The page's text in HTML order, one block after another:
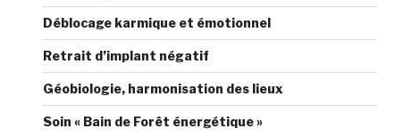
Déblocage karmique et émotionnel
Retrait d’implant négatif
Géobiologie, harmonisation des lieux
Soin « Bain de Forêt énergétique »